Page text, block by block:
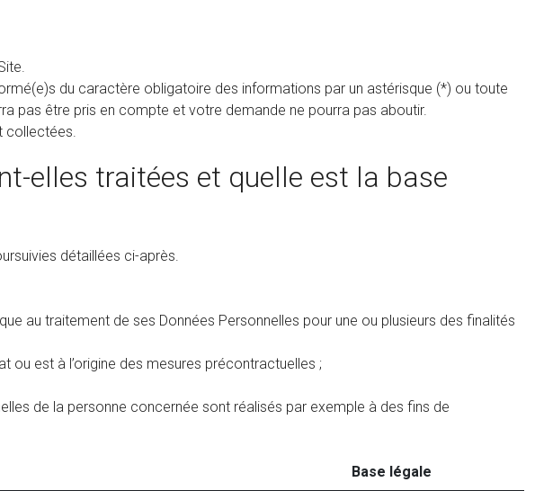
du caractère obligatoire des informations par un astérisque (*) ou toute
pas être pris en compte et votre demande ne pourra pas aboutir.
collectées.
elles traitées et quelle est la base
détaillées ci-après.
au traitement de ses Données Personnelles pour une ou plusieurs des finalités
ou est à l’origine des mesures précontractuelles ;
de la personne concernée sont réalisés par exemple à des fins de
Base légale